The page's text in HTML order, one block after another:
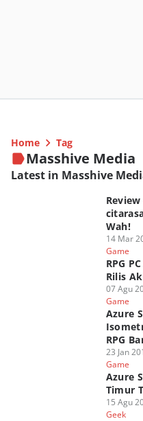
Home Tag
Masshive Media
Latest in Masshive
Wah!
14 Mar
Game
RPG
Rilis
07 Agu
Game
Azure
RPG
23 Jan
Game
Azure
Timur
15 Agu
Geek